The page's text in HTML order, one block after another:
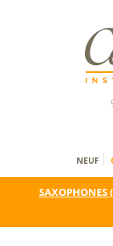
NEUF
SAXOPHONES